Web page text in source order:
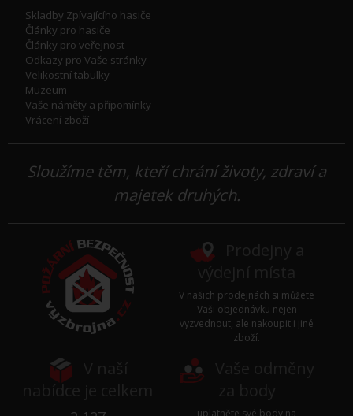
Skladby Zpívajícího hasiče
Články pro hasiče
Články pro veřejnost
Odkazy pro Vaše stránky
Velikostní tabulky
Muzeum
Vaše náměty a přípomínky
Vrácení zboží
Sloužíme těm, kteří chrání životy, zdraví a
majetek druhých.
V našich prodejnách si můžete
Vaši objednávku nejen
vyzvednout, ale nakoupit i jiné
zboží.